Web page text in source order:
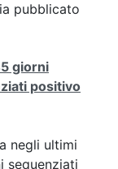
pubblicato
giorni
positivo
negli ultimi
sequenziati